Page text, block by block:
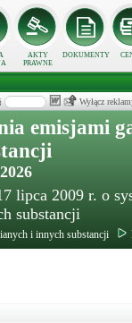
AKTY
PRAWNE
DOKUMENTY
Wyłącz
emisjami
lipca 2009 r. o
substancji
i innych substancji